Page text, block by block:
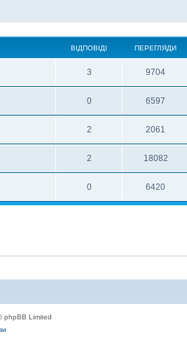
ВІДПОВІДІ ПЕРЕГЛЯДИ
3 9704
0 6597
2 2061
2 18082
0 6420
phpBB Limited